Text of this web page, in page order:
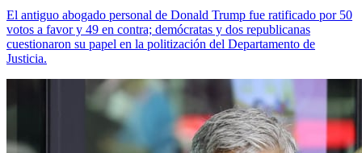
El antiguo abogado personal de Donald Trump fue ratificado por 50
votos a favor y 49 en contra; demócratas y dos republicanas
cuestionaron su papel en la politización del Departamento de
Justicia.